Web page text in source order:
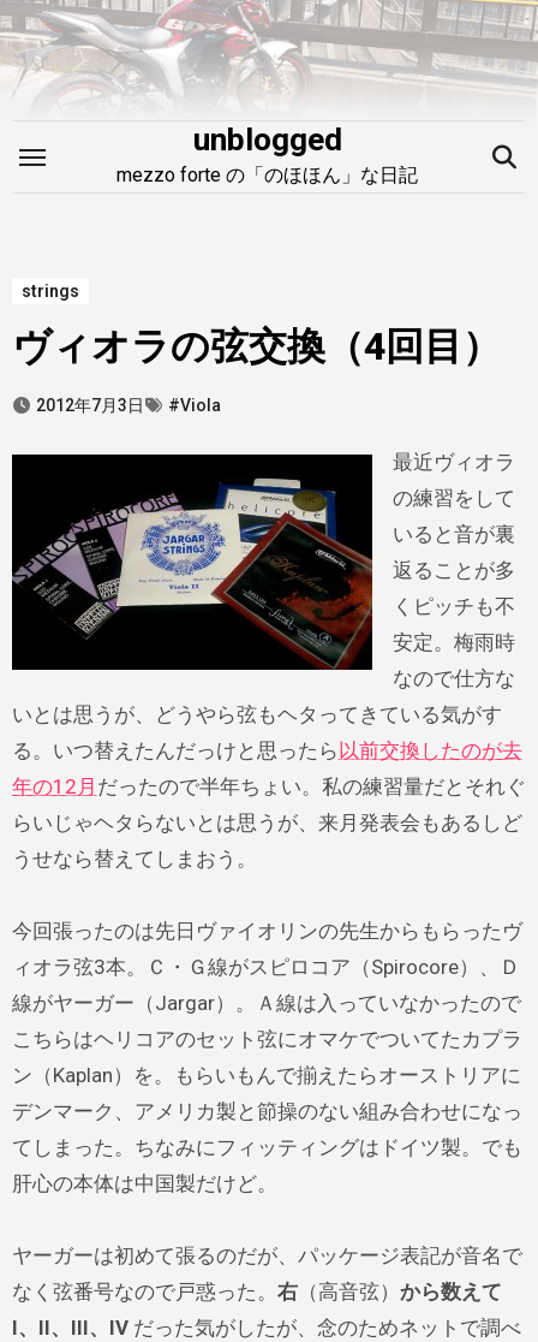
内
容
を
unblogged
mezzo forte の「のほほん」な日記
strings
ヴィオラの弦交換（4回目）
2012年7月3日 #Viola
最近ヴィオラ
の練習をして
いると音が裏
返ることが多
くピッチも不
安定。梅雨時
なので仕方な
いとは思うが、どうやら弦もヘタってきている気がす
る。いつ替えたんだっけと思ったら以前交換したのが去
年の12月 だったので半年ちょい。私の練習量だとそれぐ
らいじゃヘタらないとは思うが、来月発表会もあるしど
うせなら替えてしまおう。
今回張ったのは先日ヴァイオリンの先生からもらったヴ
ィオラ弦3本。Ｃ・Ｇ線がスピロコア（Spirocore）、Ｄ
線がヤーガー（Jargar）。Ａ線は入っていなかったので
こちらはヘリコアのセット弦にオマケでついてたカプラ
ン（Kaplan）を。もらいもんで揃えたらオーストリアに
デンマーク、アメリカ製と節操のない組み合わせになっ
てしまった。ちなみにフィッティングはドイツ製。でも
肝心の本体は中国製だけど。
ヤーガーは初めて張るのだが、パッケージ表記が音名で
なく弦番号なので戸惑った。 右（高音弦） から数えて
I、II、III、IVだった気がしたが、念のためネットで調べ